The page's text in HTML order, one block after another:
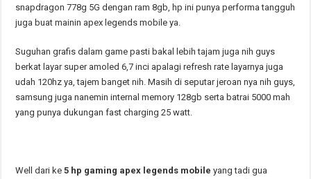
snapdragon 778g 5G dengan ram 8gb, hp ini punya performa tangguh
juga buat mainin apex legends mobile ya.
Suguhan grafis dalam game pasti bakal lebih tajam juga nih guys
berkat layar super amoled 6,7 inci apalagi refresh rate layarnya juga
udah 120hz ya, tajem banget nih. Masih di seputar jeroan nya nih guys,
samsung juga nanemin internal memory 128gb serta batrai 5000 mah
yang punya dukungan fast charging 25 watt.
Well dari ke5 hp gaming apex legends mobile yang tadi gua